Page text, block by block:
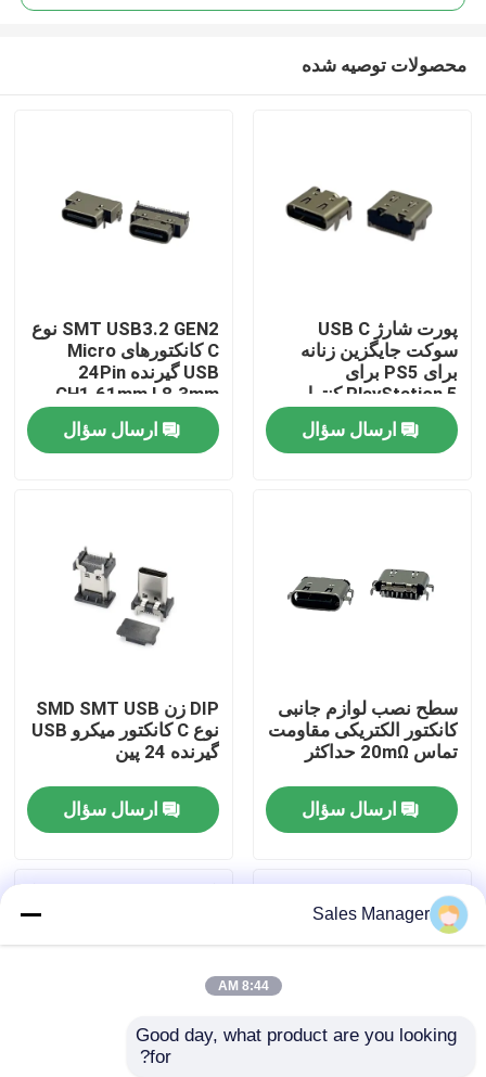
خانه
اطلاعات تماس
کانکتور DIP USB
کانکتور سوکت USB
کانکتور سوکت DP
محصولات توصیه شده
پورت شارژ USB C
سوکت جایگزین زنانه
برای PS5 برای
PlayStation 5 کنترل
کننده شارژر پورت شارژ
ارسال سؤال
SMT USB3.2 GEN2 نوع
C کانکتورهای Micro
USB گیرنده 24Pin
CH1.61mm L8.3mm
ارسال سؤال
سطح نصب لوازم جانبی
کانکتور الکتریکی مقاومت
تماس 20mΩ حداکثر
ارسال سؤال
DIP زن SMD SMT USB
نوع C کانکتور میکرو USB
گیرنده 24 پین
ارسال سؤال
Sales Manager
8:44 AM
Good day, what product are you looking
for?